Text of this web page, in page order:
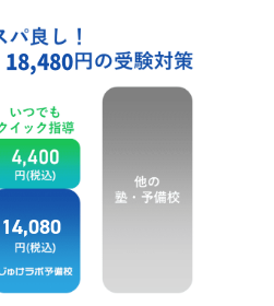
18,480
14,080